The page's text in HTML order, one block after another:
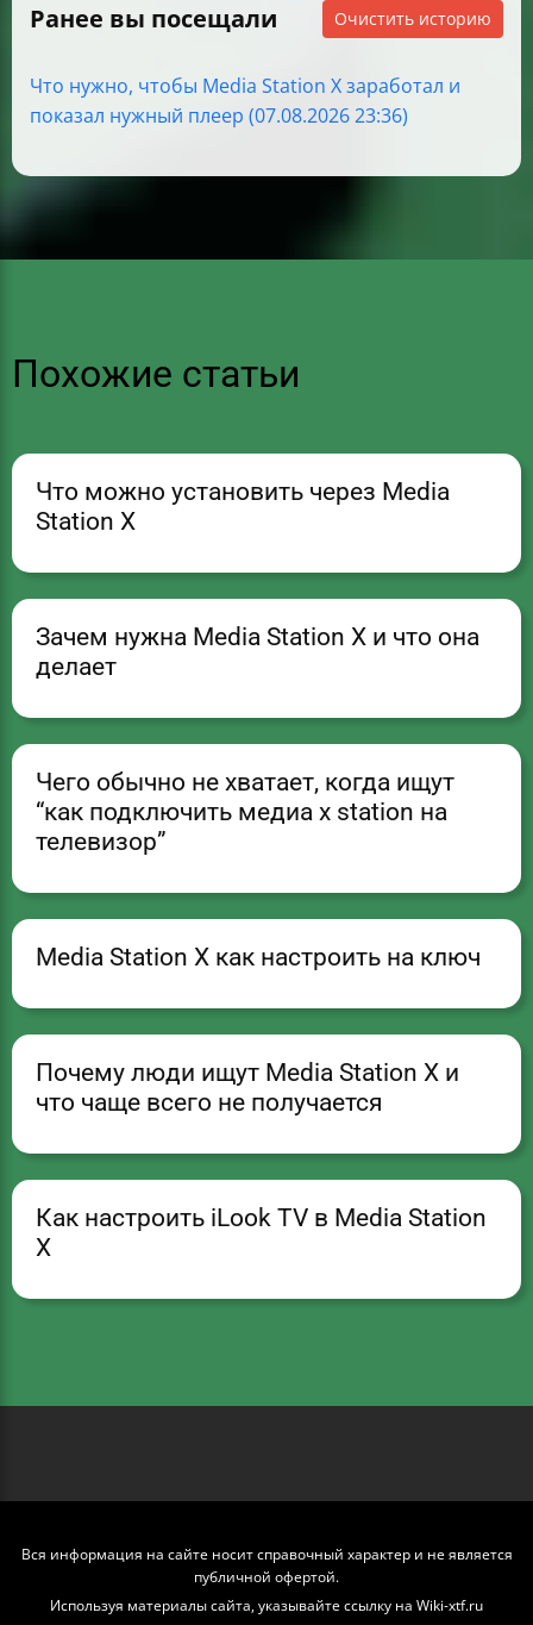
Ранее вы посещали Очистить историю
Что нужно, чтобы Media Station X заработал и
показал нужный плеер (07.08.2026 23:36)
Похожие статьи
Что можно установить через Media
Station X
Зачем нужна Media Station X и что она
делает
Чего обычно не хватает, когда ищут
“как подключить медиа x station на
телевизор”
Media Station X как настроить на ключ
Почему люди ищут Media Station X и
что чаще всего не получается
Как настроить iLook TV в Media Station
X
Вся информация на сайте носит справочный характер и не является
публичной офертой.
Используя материалы сайта, указывайте ссылку на Wiki-xtf.ru